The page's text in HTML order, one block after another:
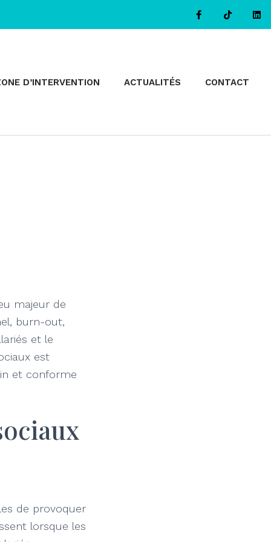
D’INTERVENTION ACTUALITÉS CONTACT
majeur de
burn-out,
et le
est
et conforme
de provoquer
lorsque les